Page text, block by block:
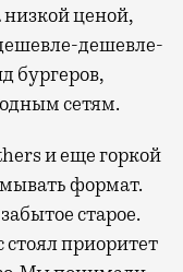
низкой ценой,
дешевле-
бургеров,
сетям.
и еще горкой
формат.
старое.
приоритет